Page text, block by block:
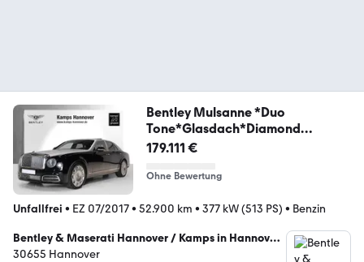
Bentley Mulsanne *Duo
Tone*Glasdach*Diamond
Quilting*
179.111 €
Ohne Bewertung
Unfallfrei • EZ 07/2017• 52.900 km • 377 kW (513 PS) • Benzin
Bentley & Maserati Hannover / Kamps in Hannover
GmbH & Co. KG
30655 Hannover